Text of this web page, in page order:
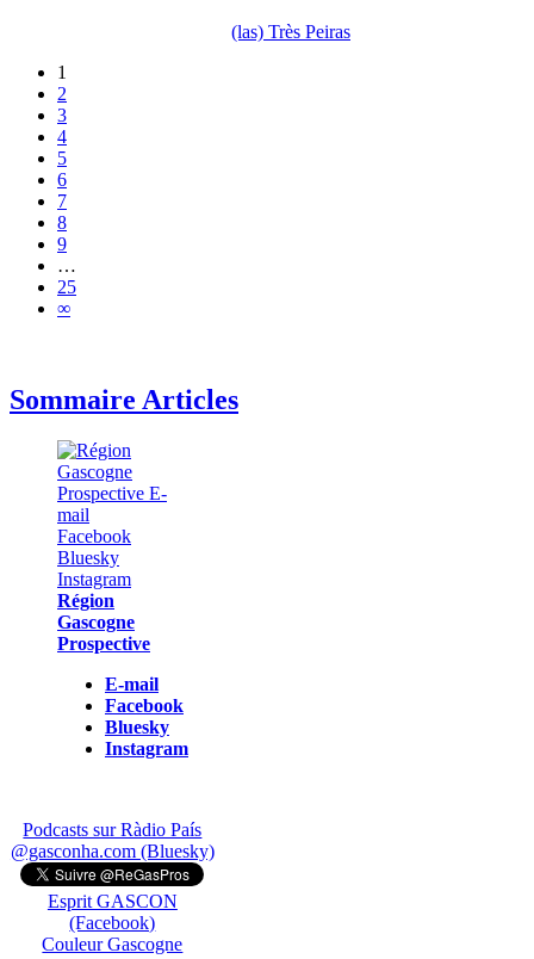
(las) Très Peiras
1
2
3
4
5
6
7
8
9
…
25
∞
Sommaire Articles
Région
Gascogne
Prospective
E-mail
Facebook
Bluesky
Instagram
Podcasts sur Ràdio País
@gasconha.com (Bluesky)
Esprit GASCON
(Facebook)
Couleur Gascogne